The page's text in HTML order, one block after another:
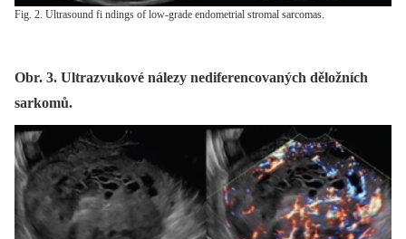
Fig. 2. Ultrasound fi ndings of low-grade endometrial stromal sarcomas.
Obr. 3. Ultrazvukové nálezy nediferencovaných děložních
sarkomů.